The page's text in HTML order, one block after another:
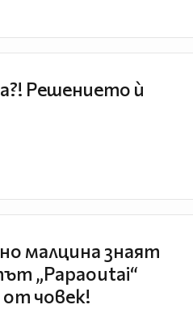
Решението ѝ
малцина знаят
„Papaoutai“
човек!